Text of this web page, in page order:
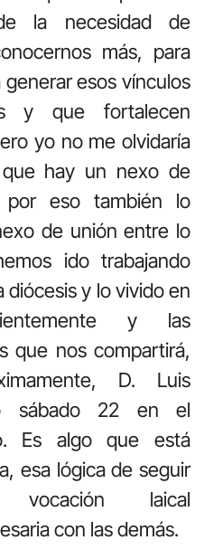
la necesidad de
más, para
esos vínculos
y que fortalecen
yo no me olvidaría
hay un nexo de
por eso también lo
de unión entre lo
ido trabajando
diócesis y lo vivido en
y las
que nos compartirá,
D. Luis
sábado 22 en el
Es algo que está
esa lógica de seguir
vocación laical
con las demás.